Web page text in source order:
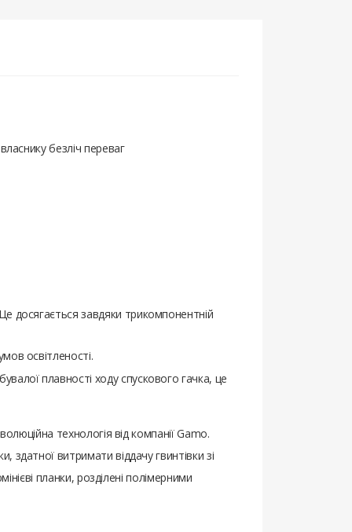
безліч переваг
досягається завдяки трикомпонентній
освітленості.
плавності ходу спускового гачка, це
технологія від компанії Gamo.
витримати віддачу гвинтівки зі
планки, розділені полімерними